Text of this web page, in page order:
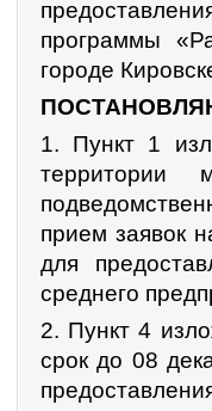
программы
городе
1. Пункт 1
территории
прием заявок
для
среднего
2. Пункт 4
срок до 08